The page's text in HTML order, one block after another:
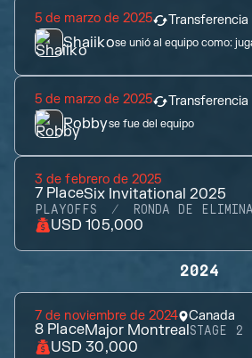
5 de marzo de 2025 Transferencia
Shaiikose unió al equipo como:
5 de marzo de 2025 Transferencia
Robbyse fue del equipo
3 de febrero de 2025
7 PlaceSix Invitational 2025
PLAYOFFS RONDA DE
USD 105,000
2024
7 de noviembre de 2024 Canada
8 PlaceMajor MontrealSTAGE 2
USD 30,000